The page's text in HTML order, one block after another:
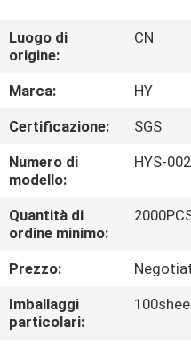
NOI
VISITA
ALLA
FABBRICA
CONTROLLO
DELLA
QUALITÀ
CONTATTACI
Luogo di
origine:
CN
Marca:
HY
Certificazione:
SGS
Numero di
modello:
HYS-002
Quantità di
ordine minimo:
Prezzo:
Imballaggi
particolari: